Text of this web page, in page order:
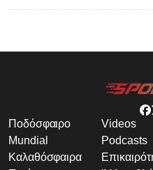
Ποδόσφαιρο
Mundial
Καλαθόσφαιρα
Videos
Podcasts